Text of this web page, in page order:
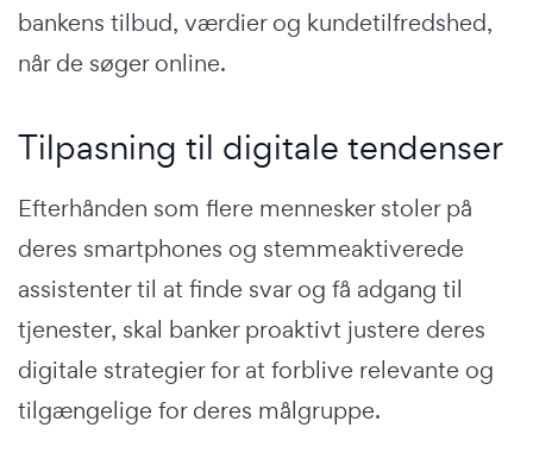
bankens tilbud, værdier og kundetilfredshed,
når de søger online.
Tilpasning til digitale tendenser
Efterhånden som flere mennesker stoler på
deres smartphones og stemmeaktiverede
assistenter til at finde svar og få adgang til
tjenester, skal banker proaktivt justere deres
digitale strategier for at forblive relevante og
tilgængelige for deres målgruppe.